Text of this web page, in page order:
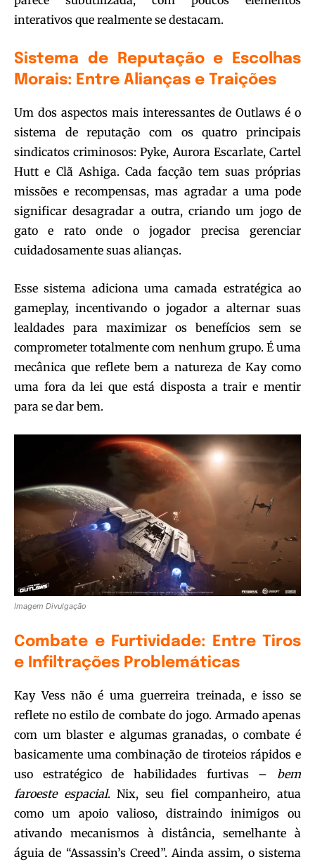
interativos que realmente se destacam.
Sistema de Reputação e Escolhas
Morais: Entre Alianças e Traições
Um dos aspectos mais interessantes de Outlaws é o
sistema de reputação com os quatro principais
sindicatos criminosos: Pyke, Aurora Escarlate, Cartel
Hutt e Clã Ashiga. Cada facção tem suas próprias
missões e recompensas, mas agradar a uma pode
significar desagradar a outra, criando um jogo de
gato e rato onde o jogador precisa gerenciar
cuidadosamente suas alianças.
Esse sistema adiciona uma camada estratégica ao
gameplay, incentivando o jogador a alternar suas
lealdades para maximizar os benefícios sem se
comprometer totalmente com nenhum grupo. É uma
mecânica que reflete bem a natureza de Kay como
uma fora da lei que está disposta a trair e mentir
para se dar bem.
Imagem Divulgação
Combate e Furtividade: Entre Tiros
e Infiltrações Problemáticas
Kay Vess não é uma guerreira treinada, e isso se
reflete no estilo de combate do jogo. Armado apenas
com um blaster e algumas granadas, o combate é
basicamente uma combinação de tiroteios rápidos e
uso estratégico de habilidades furtivas – bem
faroeste espacial. Nix, seu fiel companheiro, atua
como um apoio valioso, distraindo inimigos ou
ativando mecanismos à distância, semelhante à
águia de “Assassin’s Creed”. Ainda assim, o sistema